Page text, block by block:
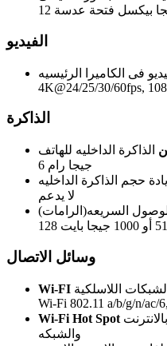
الفيديو
فى الكاميرا الرئيسيه
4K@24/25/30/60fps,
الذاكرة
الذاكرة الداخليه للهاتف
6 جيجا رام
حجم الذاكرة الداخليه
لا يدعم
السريعه(الرامات)
وسائل الاتصال
Wi-FI اللاسلكية
Wi-Fi 802.11 a/b/g/n/ac/
Wi-Fi Hot Spot
والشبكه